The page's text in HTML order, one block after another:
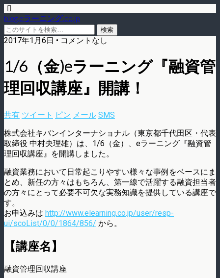
blog.eラーニング.co.jp
2017年1月6日 • コメントなし
1/6（金)eラーニング『融資管
理回収講座』開講！
共有 ツイート ピン メール SMS
株式会社キバンインターナショナル（東京都千代田区・代表
取締役 中村央理雄）は、1/6（金）、eラーニング『融資管
理回収講座』を開講しました。
融資業務において日常起こりやすい様々な事例をベースにま
とめ、新任の方々はもちろん、第一線で活躍する融資担当者
の方々にとって必要不可欠な実務知識を提供している講座で
す。
お申込みは http://www.elearning.co.jp/user/resp-
ui/scoList/0/0/1864/856/ から。
【講座名】
融資管理回収講座